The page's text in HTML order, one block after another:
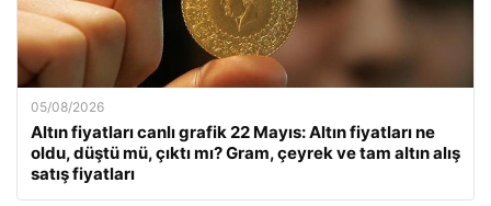
05/08/2026
Altın fiyatları canlı grafik 22 Mayıs: Altın fiyatları ne
oldu, düştü mü, çıktı mı? Gram, çeyrek ve tam altın alış
satış fiyatları